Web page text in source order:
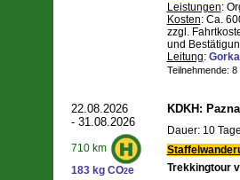
Leistungen:
Kosten: Ca.
zzgl.
und
Leitung:
Teilnehmende:
22.08.2026
- 31.08.2026
710 km
183 kg CO2e
KDKH:
Dauer: 10
Trekkingtour